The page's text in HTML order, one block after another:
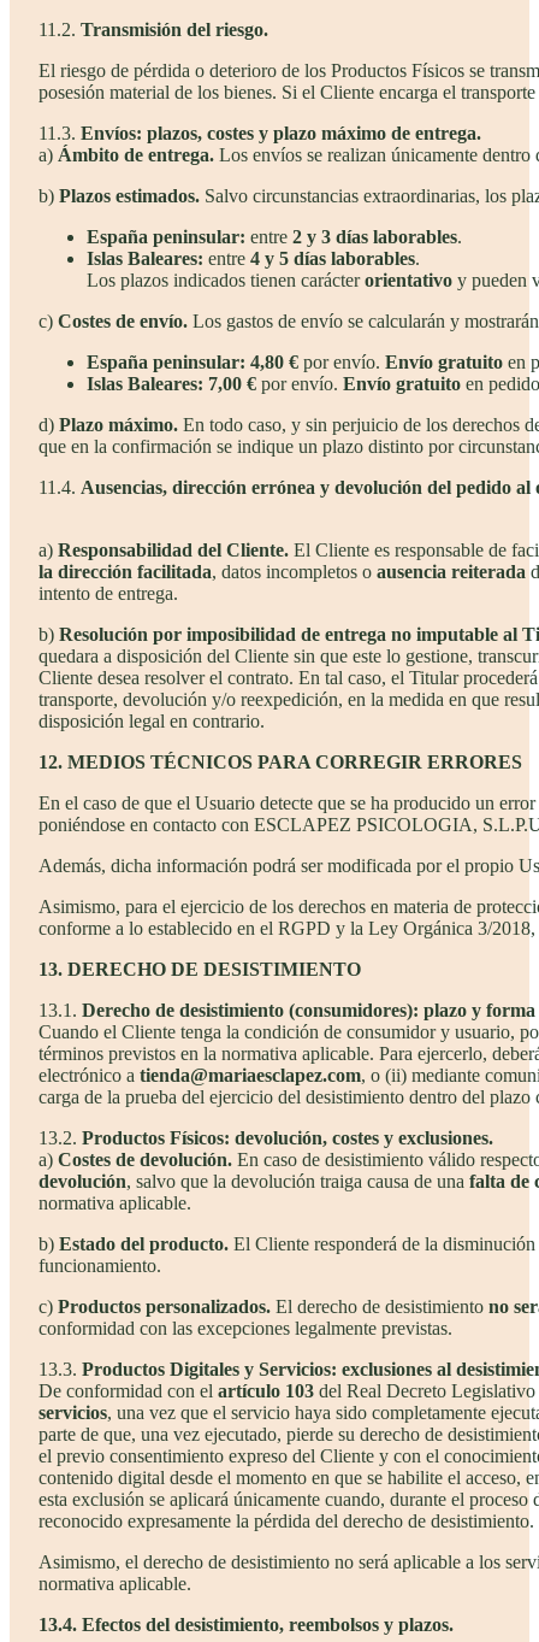
11.2. Transmisión del riesgo.
El riesgo de pérdida o deterioro de los Productos Físicos se
posesión material de los bienes. Si el Cliente encarga el
11.3. Envíos: plazos, costes y plazo máximo de entrega.
a) Ámbito de entrega. Los envíos se realizan únicamente dentro
b) Plazos estimados. Salvo circunstancias extraordinarias, los
España peninsular: entre 2 y 3 días laborables.
Islas Baleares: entre 4 y 5 días laborables.
Los plazos indicados tienen carácterorientativo y pueden
c) Costes de envío. Los gastos de envío se calcularán y
España peninsular: 4,80 € por envío. Envío gratuito en
Islas Baleares: 7,00 € por envío. Envío gratuito en
d) Plazo máximo. En todo caso, y sin perjuicio de los derechos
que en la confirmación se indique un plazo distinto por
11.4. Ausencias, dirección errónea y devolución del pedido
a) Responsabilidad del Cliente. El Cliente es responsable de
la dirección facilitada, datos incompletos o ausencia reiterada
intento de entrega.
b) Resolución por imposibilidad de entrega no imputable al
quedara a disposición del Cliente sin que este lo gestione,
Cliente desea resolver el contrato. En tal caso, el Titular
transporte, devolución y/o reexpedición, en la medida en que
disposición legal en contrario.
12. MEDIOS TÉCNICOS PARA CORREGIR ERRORES
En el caso de que el Usuario detecte que se ha producido un
poniéndose en contacto con ESCLAPEZ PSICOLOGIA,
Además, dicha información podrá ser modificada por el propio
Asimismo, para el ejercicio de los derechos en materia de
conforme a lo establecido en el RGPD y la Ley Orgánica 3/
13. DERECHO DE DESISTIMIENTO
13.1. Derecho de desistimiento (consumidores): plazo y
Cuando el Cliente tenga la condición de consumidor y usuario,
términos previstos en la normativa aplicable. Para ejercerlo,
electrónico a tienda@mariaesclapez.com, o (ii) mediante
carga de la prueba del ejercicio del desistimiento dentro del plazo
13.2. Productos Físicos: devolución, costes y exclusiones.
a) Costes de devolución. En caso de desistimiento válido
devolución, salvo que la devolución traiga causa de una falta de
normativa aplicable.
b) Estado del producto. El Cliente responderá de la
funcionamiento.
c) Productos personalizados. El derecho de desistimiento no
conformidad con las excepciones legalmente previstas.
13.3. Productos Digitales y Servicios: exclusiones al
De conformidad con el artículo 103 del Real Decreto Legislativo
servicios, una vez que el servicio haya sido completamente
parte de que, una vez ejecutado, pierde su derecho de
el previo consentimiento expreso del Cliente y con el
contenido digital desde el momento en que se habilite el acceso,
esta exclusión se aplicará únicamente cuando, durante el
reconocido expresamente la pérdida del derecho de desistimiento.
Asimismo, el derecho de desistimiento no será aplicable a los
normativa aplicable.
13.4. Efectos del desistimiento, reembolsos y plazos.